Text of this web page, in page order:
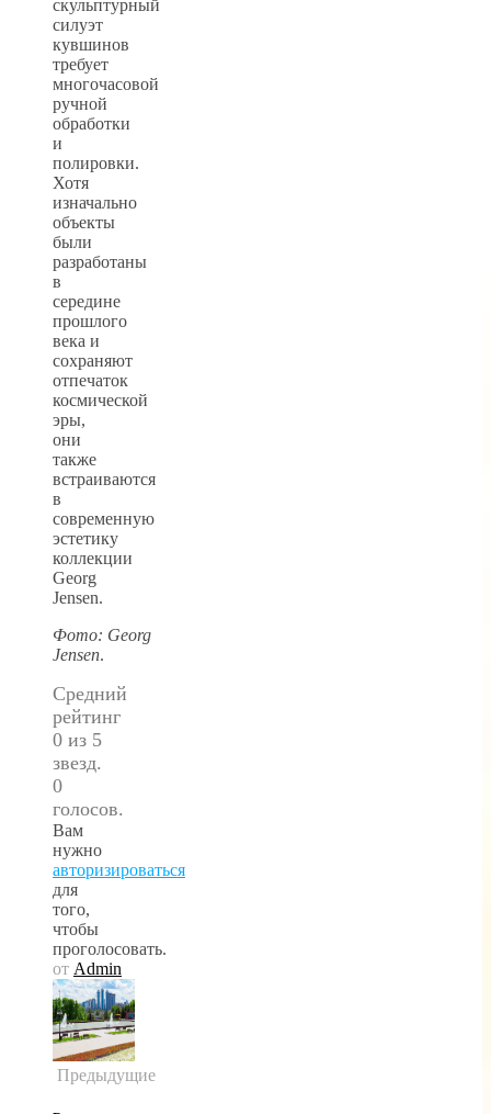
скульптурный
силуэт
кувшинов
требует
многочасовой
ручной
обработки
и
полировки.
Хотя
изначально
объекты
были
разработаны
в
середине
прошлого
века и
сохраняют
отпечаток
космической
эры,
они
также
встраиваются
в
современную
эстетику
коллекции
Georg
Jensen.
Фото: Georg
Jensen.
Средний
рейтинг
0 из 5
звезд.
0
голосов.
Вам
нужно
авторизироваться
для
того,
чтобы
проголосовать.
от Admin
Предыдущие